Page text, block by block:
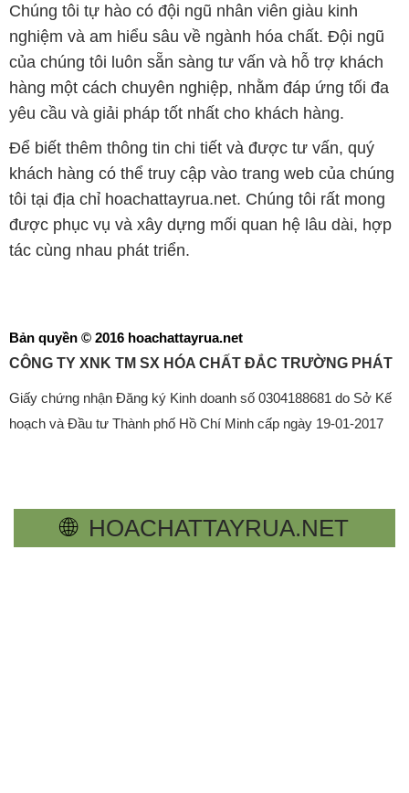
Chúng tôi tự hào có đội ngũ nhân viên giàu kinh
nghiệm và am hiểu sâu về ngành hóa chất. Đội ngũ
của chúng tôi luôn sẵn sàng tư vấn và hỗ trợ khách
hàng một cách chuyên nghiệp, nhằm đáp ứng tối đa
yêu cầu và giải pháp tốt nhất cho khách hàng.
Để biết thêm thông tin chi tiết và được tư vấn, quý
khách hàng có thể truy cập vào trang web của chúng
tôi tại địa chỉ hoachattayrua.net. Chúng tôi rất mong
được phục vụ và xây dựng mối quan hệ lâu dài, hợp
tác cùng nhau phát triển.
Bản quyền © 2016 hoachattayrua.net
CÔNG TY XNK TM SX HÓA CHẤT ĐẮC TRƯỜNG PHÁT
Giấy chứng nhận Đăng ký Kinh doanh số 0304188681 do Sở Kế
hoạch và Đầu tư Thành phố Hồ Chí Minh cấp ngày 19-01-2017
🌐 HOACHATTAYRUA.NET